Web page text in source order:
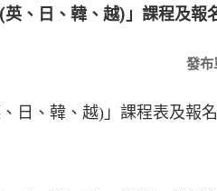
、日、韓、越)」課程及報
發布
日、韓、越)」課程表及報